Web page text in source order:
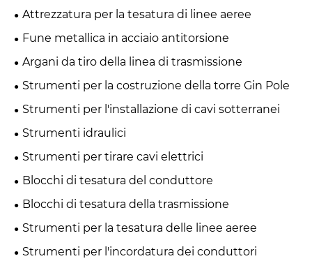
trasmissione
Attrezzatura per la tesatura di linee aeree
Fune metallica in acciaio antitorsione
Argani da tiro della linea di trasmissione
Strumenti per la costruzione della torre Gin Pole
Strumenti per l'installazione di cavi sotterranei
Strumenti idraulici
Strumenti per tirare cavi elettrici
Blocchi di tesatura del conduttore
Blocchi di tesatura della trasmissione
Strumenti per la tesatura delle linee aeree
Strumenti per l'incordatura dei conduttori